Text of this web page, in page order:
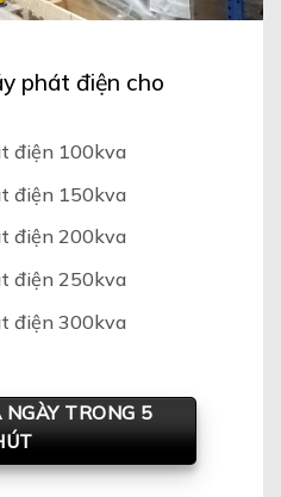
phát điện cho
điện 100kva
điện 150kva
điện 200kva
điện 250kva
điện 300kva
TRONG 5